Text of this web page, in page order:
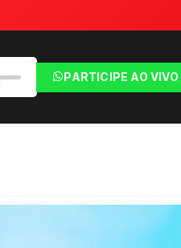
PARTICIPE AO VIVO